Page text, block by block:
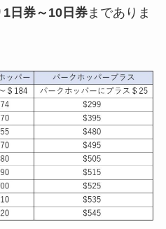
1日券～10日券までありま